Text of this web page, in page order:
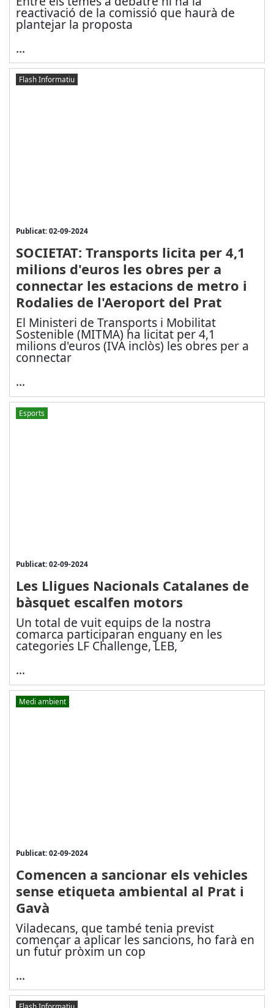
reactivació de la comissió que haurà de
plantejar la proposta
...
Flash Informatiu
Publicat: 02-09-2024
SOCIETAT: Transports licita per 4,1
milions d'euros les obres per a
connectar les estacions de metro i
Rodalies de l'Aeroport del Prat
El Ministeri de Transports i Mobilitat
Sostenible (MITMA) ha licitat per 4,1
milions d'euros (IVA inclòs) les obres per a
connectar
...
Esports
Publicat: 02-09-2024
Les Lligues Nacionals Catalanes de
bàsquet escalfen motors
Un total de vuit equips de la nostra
comarca participaran enguany en les
categories LF Challenge, LEB,
...
Medi ambient
Publicat: 02-09-2024
Comencen a sancionar els vehicles
sense etiqueta ambiental al Prat i
Gavà
Viladecans, que també tenia previst
començar a aplicar les sancions, ho farà en
un futur pròxim un cop
...